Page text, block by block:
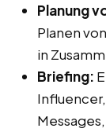
Planung
Planen
in
Briefing: